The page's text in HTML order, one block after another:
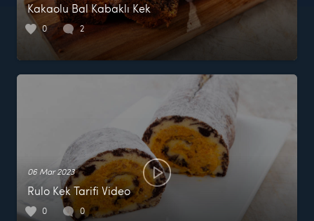
Kakaolu Bal Kabaklı Kek
0 2
06 Mar 2023
Rulo Kek Tarifi Video
0 0